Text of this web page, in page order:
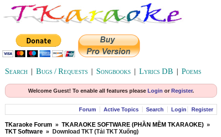
Search | Bugs / Requests | Songbooks | Lyrics DB | Poems
Welcome Guest! To enable all features please Login or Register.
Forum Active Topics Search Login Register
TKaraoke Forum » TKARAOKE SOFTWARE (PHẦN MỀM TKARAOKE) »
TKT Software » Download TKT (Tải TKT Xuống)